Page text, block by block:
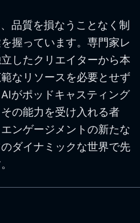
品質を損なうことなく制
握っています。専門家レ
したクリエイターから本
なリソースを必要とせず
がポッドキャスティング
の能力を受け入れる者
ンゲージメントの新たな
ダイナミックな世界で先